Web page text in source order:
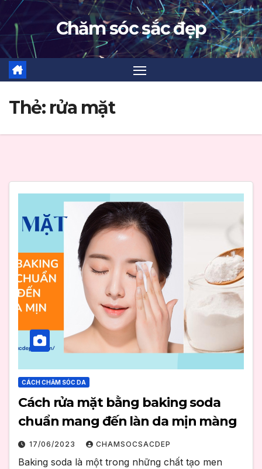
Skip
to
content
Chăm sóc sắc đẹp
Thẻ: rửa mặt
CÁCH CHĂM SÓC DA
Cách rửa mặt bằng baking soda
chuẩn mang đến làn da mịn màng
17/06/2023 CHAMSOCSACDEP
Baking soda là một trong những chất tạo men